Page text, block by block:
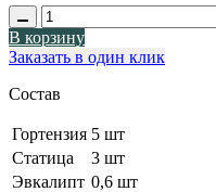
В корзину
Заказать в один клик
Состав
Гортензия 5 шт
Статица
3 шт
Эвкалипт 0,6 шт